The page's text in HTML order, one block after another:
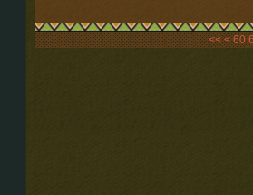
<< < 10
20
30
40
50
60